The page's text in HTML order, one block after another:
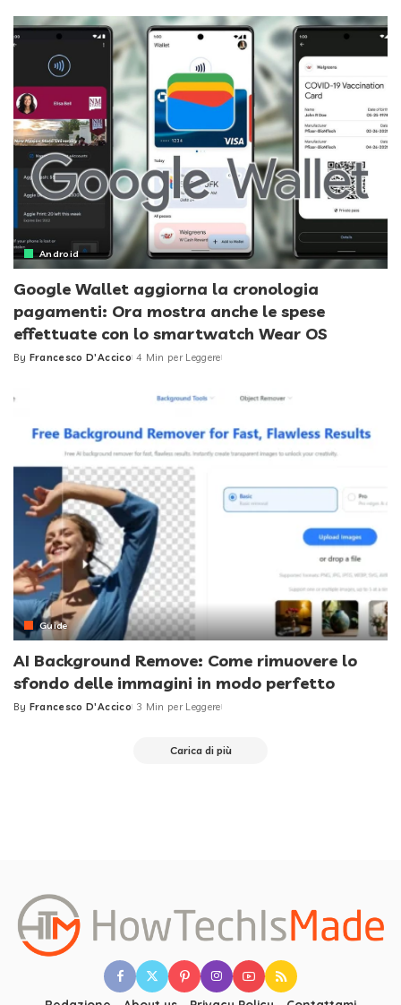
Android
Google Wallet aggiorna la cronologia
pagamenti: Ora mostra anche le spese
effettuate con lo smartwatch Wear OS
Posted
By Francesco D'Accico 4 Min per Leggere
Guide
AI Background Remove: Come rimuovere lo
sfondo delle immagini in modo perfetto
Posted
By Francesco D'Accico 3 Min per Leggere
Carica di più